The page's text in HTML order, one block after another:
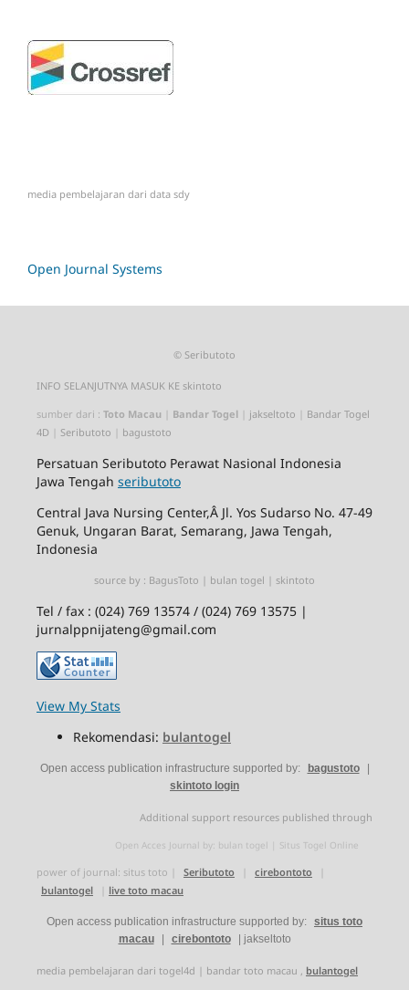
media pembelajaran dari data sdy
Open Journal Systems
© Seributoto
INFO SELANJUTNYA MASUK KE skintoto
sumber dari : Toto Macau Bandar Togel| jakseltoto
Bandar Togel
4D
Seributoto bagustoto
Persatuan SeributotoPerawat Nasional Indonesia
Jawa Tengah seributoto
Central Java Nursing Center,Â Jl. Yos Sudarso No. 47-49
Genuk, Ungaran Barat, Semarang, Jawa Tengah,
Indonesia
source by : BagusToto | bulan togel | skintoto
Tel / fax : (024) 769 13574 / (024) 769 13575 |
jurnalppnijateng@gmail.com
View My Stats
Rekomendasi: bulantogel
Open access publication infrastructure supported by: bagustoto
|
skintoto login
Additional support resources published through
Open Acces Journal by: bulan togel Situs Togel Online
power of journal: situs toto Seributoto cirebontoto
bulantogel
live toto macau
Open access publication infrastructure supported by: situs toto
macau
| cirebontoto | jakseltoto
media pembelajaran dari togel4d | bandar toto macau bulantogel